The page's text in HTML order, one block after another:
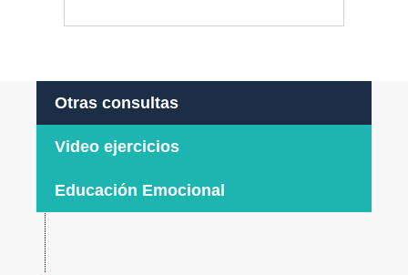
Otras consultas
Video ejercicios
Educación Emocional